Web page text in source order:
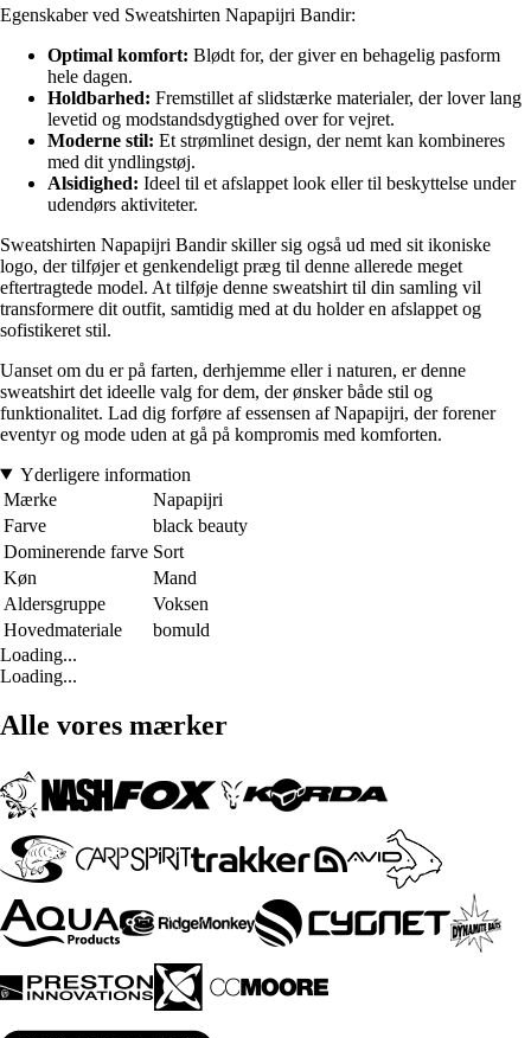
Egenskaber ved Sweatshirten Napapijri Bandir:
Optimal komfort: Blødt for, der giver en behagelig pasform
hele dagen.
Holdbarhed: Fremstillet af slidstærke materialer, der lover lang
levetid og modstandsdygtighed over for vejret.
Moderne stil: Et strømlinet design, der nemt kan kombineres
med dit yndlingstøj.
Alsidighed: Ideel til et afslappet look eller til beskyttelse under
udendørs aktiviteter.
Sweatshirten Napapijri Bandir skiller sig også ud med sit ikoniske
logo, der tilføjer et genkendeligt præg til denne allerede meget
eftertragtede model. At tilføje denne sweatshirt til din samling vil
transformere dit outfit, samtidig med at du holder en afslappet og
sofistikeret stil.
Uanset om du er på farten, derhjemme eller i naturen, er denne
sweatshirt det ideelle valg for dem, der ønsker både stil og
funktionalitet. Lad dig forføre af essensen af Napapijri, der forener
eventyr og mode uden at gå på kompromis med komforten.
Yderligere information
Mærke
Napapijri
Farve
black beauty
Dominerende farve Sort
Køn
Mand
Aldersgruppe
Voksen
Hovedmateriale
bomuld
Loading...
Loading...
Alle vores mærker